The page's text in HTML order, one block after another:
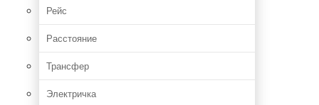
Рейс
Расстояние
Трансфер
Электричка